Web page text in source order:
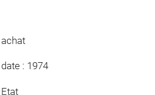
achat
date : 1974
Etat